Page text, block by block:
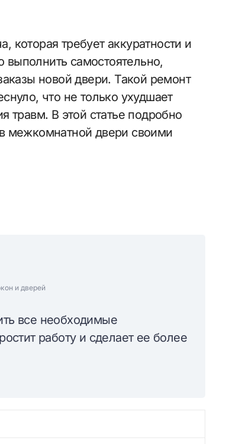
самостоятельно,
новой двери. Такой ремонт
что не только ухудшает
травм. В этой статье подробно
межкомнатной двери своими
и дверей
все необходимые
работу и сделает ее более